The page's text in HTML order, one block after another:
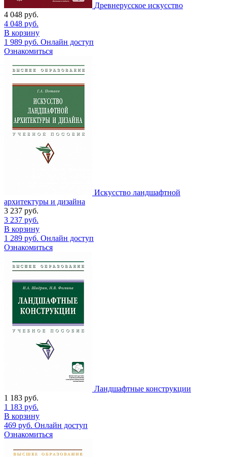
Древнерусское искусство
4 048 руб.
4 048 руб.
В корзину
1 989 руб. Онлайн доступ
Ознакомиться
Искусство ландшафтной
архитектуры и дизайна
3 237 руб.
3 237 руб.
В корзину
1 289 руб. Онлайн доступ
Ознакомиться
Ландшафтные конструкции
1 183 руб.
1 183 руб.
В корзину
469 руб. Онлайн доступ
Ознакомиться